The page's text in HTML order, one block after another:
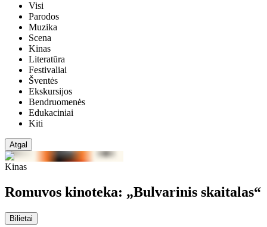
Visi
Parodos
Muzika
Scena
Kinas
Literatūra
Festivaliai
Šventės
Ekskursijos
Bendruomenės
Edukaciniai
Kiti
Atgal
Kinas
Romuvos kinoteka: „Bulvarinis skaitalas“
Bilietai